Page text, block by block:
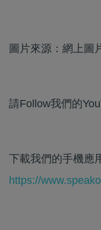
圖片來源：網上圖
請Follow我們的
下載我們的手機應
https://